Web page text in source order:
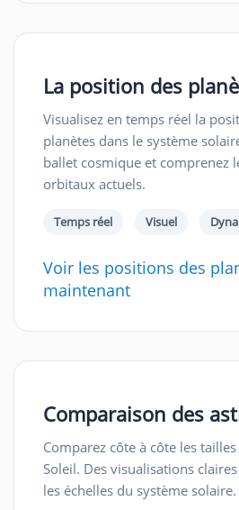
La position des
Visualisez en temps réel la
planètes dans le système
ballet cosmique et comprenez
orbitaux actuels.
Temps réel Visuel
Voir les positions des
maintenant
Comparaison des
Comparez côte à côte les
Soleil. Des visualisations
les échelles du système solaire.